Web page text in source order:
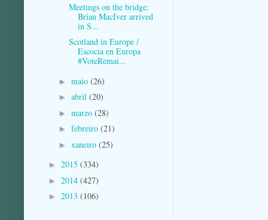
Meetings on the bridge:
Brian MacIver arrived
in S...
Scotland in Europe /
Escocia en Europa
#VoteRemai...
► maio (26)
► abril (20)
► marzo (28)
► febreiro (21)
► xaneiro (25)
► 2015 (334)
► 2014 (427)
► 2013 (106)